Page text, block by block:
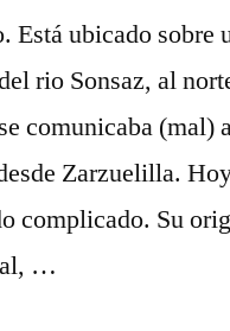
Está ubicado sobre
rio Sonsaz, al
comunicaba (mal)
Zarzuelilla.
complicado. Su
…